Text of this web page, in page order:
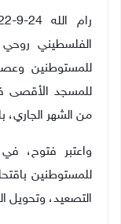
الفلسطيني روحي
للمستوطنين
للمسجد الأقصى
من الشهر الجاري،
واعتبر فتوح،
للمستوطنين
التصعيد، وتحويل